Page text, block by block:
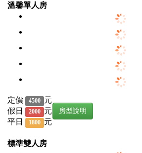
溫馨單人房
定價 4500 元
假日
2000 元
平日
1800 元
房型說明
標準雙人房